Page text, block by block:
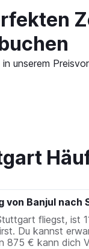
unserem
von Banjul nach
fliegst, ist
Du kannst
875 € kann dich